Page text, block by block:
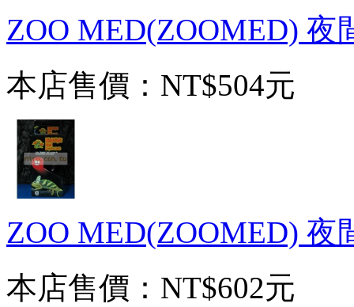
ZOO MED(ZOOMED) 夜
本店售價： NT$504元
ZOO MED(ZOOMED) 夜
本店售價： NT$602元